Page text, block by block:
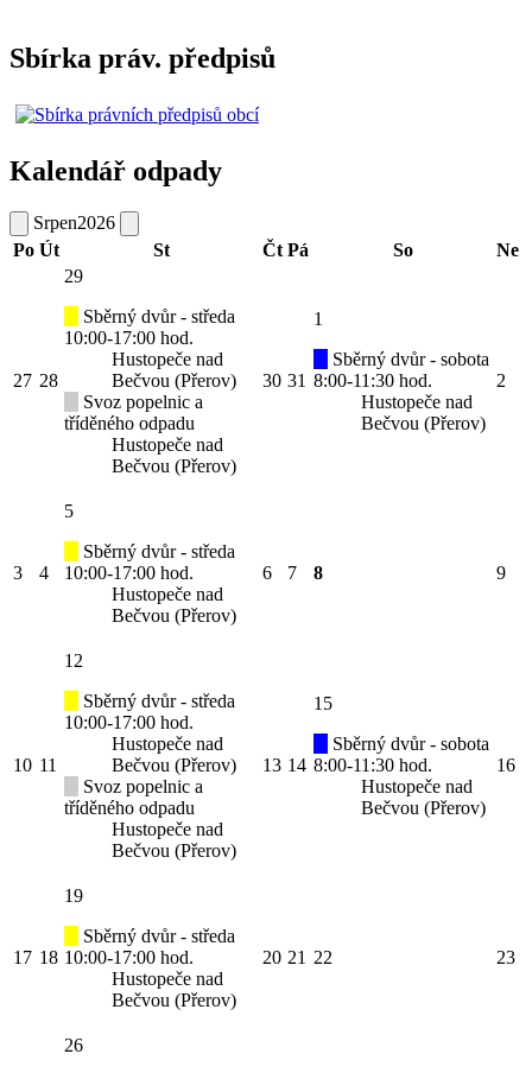
Sbírka práv. předpisů
Kalendář odpady
Srpen2026
Po Út St Čt Pá So Ne
27 28
29
Sběrný dvůr - středa
10:00-17:00 hod.
Hustopeče nad
Bečvou (Přerov)
Svoz popelnic a
tříděného odpadu
Hustopeče nad
Bečvou (Přerov)
30 31
1
Sběrný dvůr - sobota
8:00-11:30 hod.
Hustopeče nad
Bečvou (Přerov)
2
3 4
5
Sběrný dvůr - středa
10:00-17:00 hod.
Hustopeče nad
Bečvou (Přerov)
6 7 8 9
10 11
12
Sběrný dvůr - středa
10:00-17:00 hod.
Hustopeče nad
Bečvou (Přerov)
Svoz popelnic a
tříděného odpadu
Hustopeče nad
Bečvou (Přerov)
13 14
15
Sběrný dvůr - sobota
8:00-11:30 hod.
Hustopeče nad
Bečvou (Přerov)
16
17 18
19
Sběrný dvůr - středa
10:00-17:00 hod.
Hustopeče nad
Bečvou (Přerov)
20 21 22 23
26